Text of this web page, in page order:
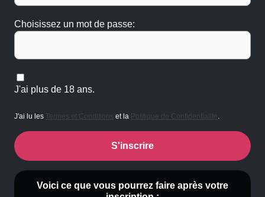
Choisissez un mot de passe:
J'ai plus de 18 ans.
J'ai lu les Termes et Conditions et la Politique de Confidentialité.
S'inscrire
Voici ce que vous pourrez faire après votre